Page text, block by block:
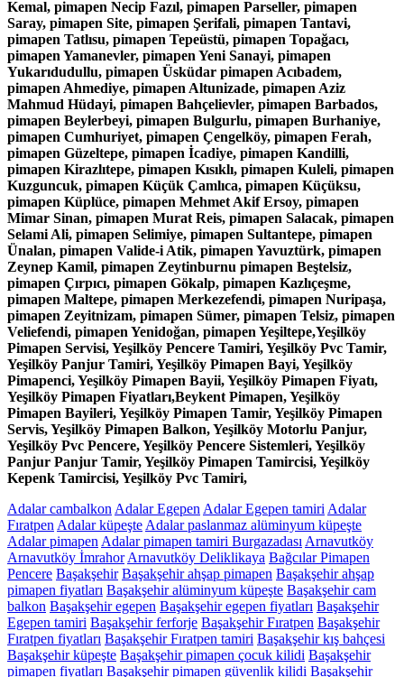
Kemal, pimapen Necip Fazıl, pimapen Parseller, pimapen
Saray, pimapen Site, pimapen Şerifali, pimapen Tantavi,
pimapen Tatlısu, pimapen Tepeüstü, pimapen Topağacı,
pimapen Yamanevler, pimapen Yeni Sanayi, pimapen
Yukarıdudullu, pimapen Üsküdar pimapen Acıbadem,
pimapen Ahmediye, pimapen Altunizade, pimapen Aziz
Mahmud Hüdayi, pimapen Bahçelievler, pimapen Barbados,
pimapen Beylerbeyi, pimapen Bulgurlu, pimapen Burhaniye,
pimapen Cumhuriyet, pimapen Çengelköy, pimapen Ferah,
pimapen Güzeltepe, pimapen İcadiye, pimapen Kandilli,
pimapen Kirazlıtepe, pimapen Kısıklı, pimapen Kuleli, pimapen
Kuzguncuk, pimapen Küçük Çamlıca, pimapen Küçüksu,
pimapen Küplüce, pimapen Mehmet Akif Ersoy, pimapen
Mimar Sinan, pimapen Murat Reis, pimapen Salacak, pimapen
Selami Ali, pimapen Selimiye, pimapen Sultantepe, pimapen
Ünalan, pimapen Valide-i Atik, pimapen Yavuztürk, pimapen
Zeynep Kamil, pimapen Zeytinburnu pimapen Beştelsiz,
pimapen Çırpıcı, pimapen Gökalp, pimapen Kazlıçeşme,
pimapen Maltepe, pimapen Merkezefendi, pimapen Nuripaşa,
pimapen Zeyitnizam, pimapen Sümer, pimapen Telsiz, pimapen
Veliefendi, pimapen Yenidoğan, pimapen Yeşiltepe,Yeşilköy
Pimapen Servisi, Yeşilköy Pencere Tamiri, Yeşilköy Pvc Tamir,
Yeşilköy Panjur Tamiri, Yeşilköy Pimapen Bayi, Yeşilköy
Pimapenci, Yeşilköy Pimapen Bayii, Yeşilköy Pimapen Fiyatı,
Yeşilköy Pimapen Fiyatları,Beykent Pimapen, Yeşilköy
Pimapen Bayileri, Yeşilköy Pimapen Tamir, Yeşilköy Pimapen
Servis, Yeşilköy Pimapen Balkon, Yeşilköy Motorlu Panjur,
Yeşilköy Pvc Pencere, Yeşilköy Pencere Sistemleri, Yeşilköy
Panjur Panjur Tamir, Yeşilköy Pimapen Tamircisi, Yeşilköy
Kepenk Tamircisi, Yeşilköy Pvc Tamiri,
Adalar cambalkon Adalar Egepen Adalar Egepen tamiri Adalar
Fıratpen Adalar küpeşte Adalar paslanmaz alüminyum küpeşte
Adalar pimapen Adalar pimapen tamiri Burgazadası Arnavutköy
Arnavutköy İmrahor Arnavutköy Deliklikaya Bağcılar Pimapen
Pencere Başakşehir Başakşehir ahşap pimapen Başakşehir ahşap
pimapen fiyatları Başakşehir alüminyum küpeşte Başakşehir cam
balkon Başakşehir egepen Başakşehir egepen fiyatları Başakşehir
Egepen tamiri Başakşehir ferforje Başakşehir Fıratpen Başakşehir
Fıratpen fiyatları Başakşehir Fıratpen tamiri Başakşehir kış bahçesi
Başakşehir küpeşte Başakşehir pimapen çocuk kilidi Başakşehir
pimapen fiyatları Başakşehir pimapen güvenlik kilidi Başakşehir